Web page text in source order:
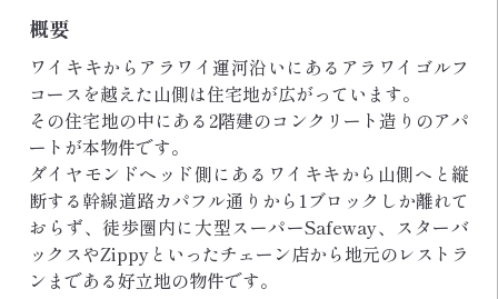
概要
ワイキキからアラワイ運河沿いにあるアラワイゴルフ
コースを越えた山側は住宅地が広がっています。
その住宅地の中にある2階建のコンクリート造りのアパ
ートが本物件です。
ダイヤモンドヘッド側にあるワイキキから山側へと縦
断する幹線道路カパフル通りから1ブロックしか離れて
おらず、徒歩圏内に大型スーパーSafeway、スターバ
ックスやZippyといったチェーン店から地元のレストラ
ンまである好立地の物件です。